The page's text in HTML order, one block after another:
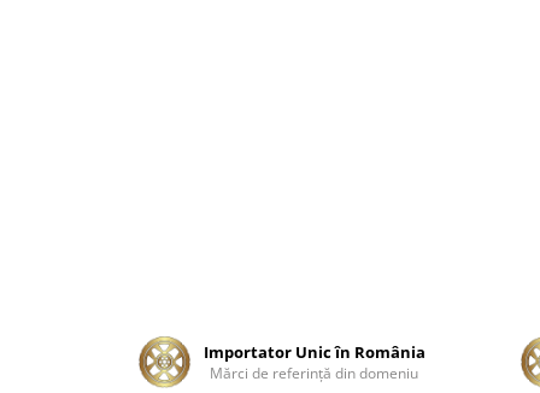
Importator Unic în România
Mărci de referinţă din domeniu